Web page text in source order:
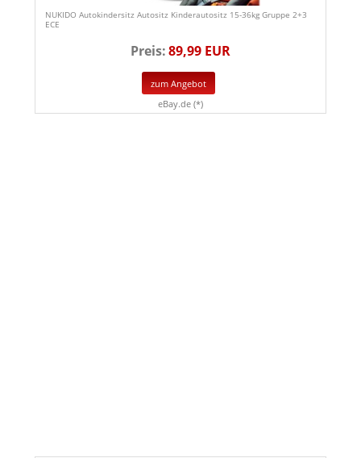
NUKIDO Autokindersitz Autositz Kinderautositz 15-36kg Gruppe 2+3
ECE
Preis:89,99 EUR
zum Angebot
eBay.de (*)